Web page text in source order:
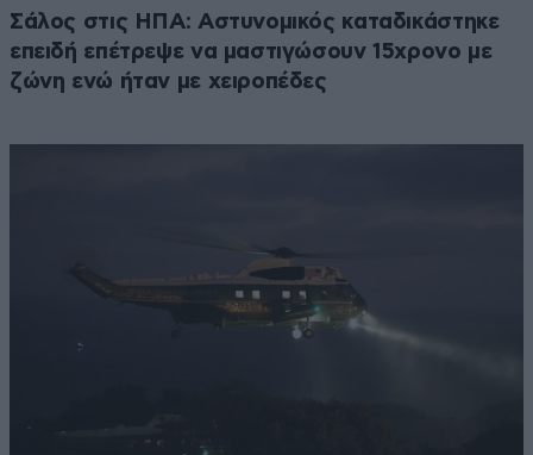
Σάλος στις ΗΠΑ: Αστυνομικός καταδικάστηκε
επειδή επέτρεψε να μαστιγώσουν 15χρονο με
ζώνη ενώ ήταν με χειροπέδες